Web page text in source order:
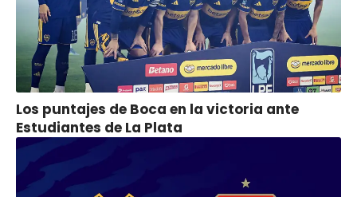
Los puntajes de Boca en la victoria ante
Estudiantes de La Plata